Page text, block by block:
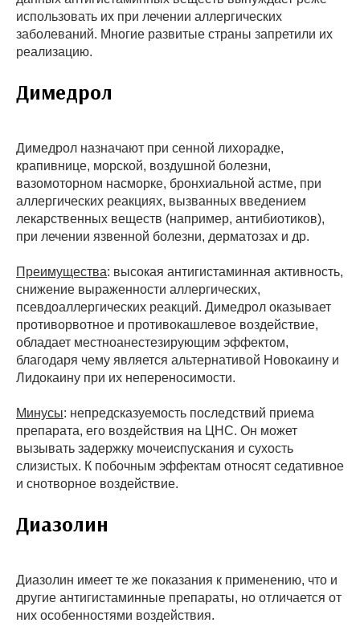
использовать их при лечении аллергических
заболеваний. Многие развитые страны запретили их
реализацию.
Димедрол
Димедрол назначают при сенной лихорадке,
крапивнице, морской, воздушной болезни,
вазомоторном насморке, бронхиальной астме, при
аллергических реакциях, вызванных введением
лекарственных веществ (например, антибиотиков),
при лечении язвенной болезни, дерматозах и др.
Преимущества: высокая антигистаминная активность,
снижение выраженности аллергических,
псевдоаллергических реакций. Димедрол оказывает
противорвотное и противокашлевое воздействие,
обладает местноанестезирующим эффектом,
благодаря чему является альтернативой Новокаину и
Лидокаину при их непереносимости.
Минусы: непредсказуемость последствий приема
препарата, его воздействия на ЦНС. Он может
вызывать задержку мочеиспускания и сухость
слизистых. К побочным эффектам относят седативное
и снотворное воздействие.
Диазолин
Диазолин имеет те же показания к применению, что и
другие антигистаминные препараты, но отличается от
них особенностями воздействия.